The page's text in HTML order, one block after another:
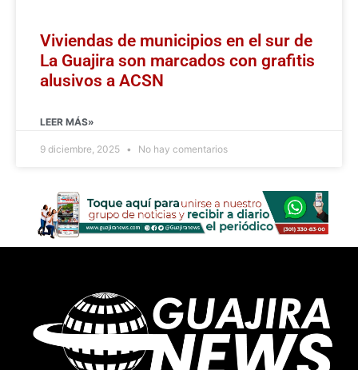
Viviendas de municipios en el sur de
La Guajira son marcados con grafitis
alusivos a ACSN
LEER MÁS»
9 diciembre, 2025 No hay comentarios